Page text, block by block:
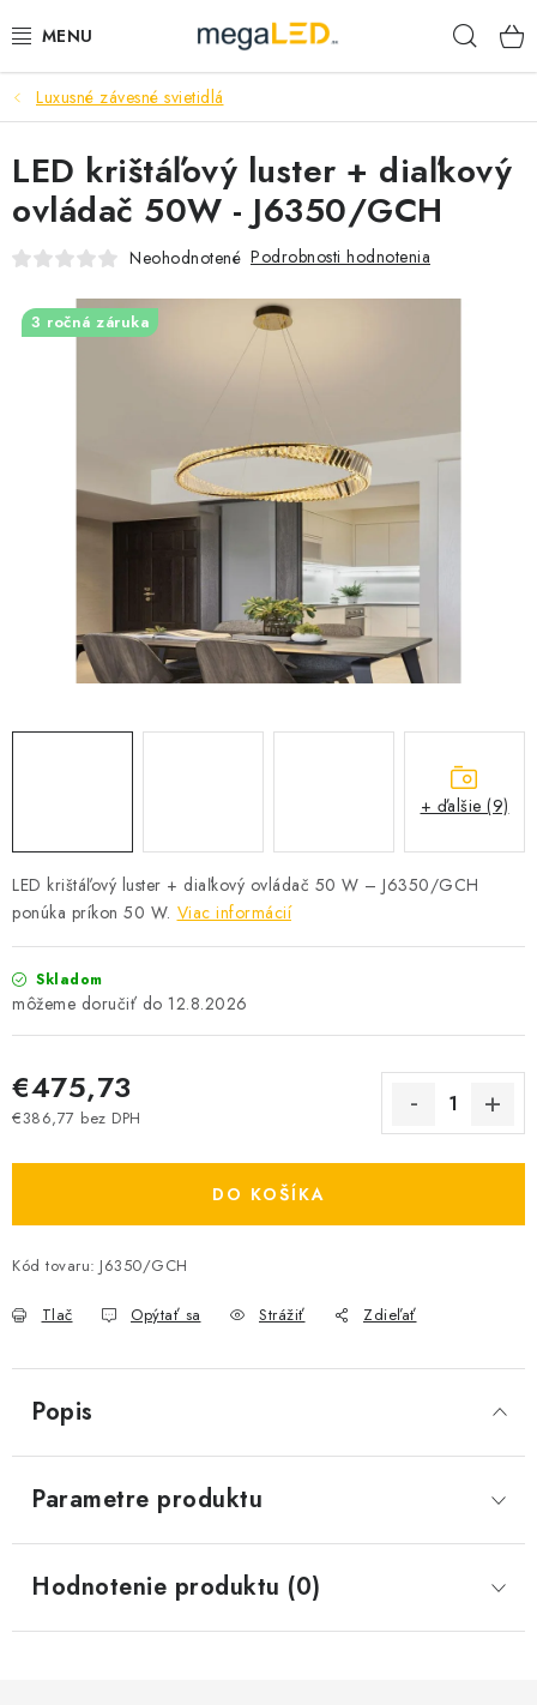
na
PRIEMYSEL
SVIETIDLÁ
ŽIAROVKY A TRUBICE
SAMSUNG SVIETIDLÁ
SOLÁRNE SYSTÉMY
SEZÓNNE VÝPREDAJE POĽNOPOTREBY
DOM A ZÁHRADA
OBCHODNÉ PODMIENKY
O NÁS - MEGALED & JANTON ZÁKAMENNÉ
Reklamácie a formulár na odstúpenie od zmluvy
O nás - MEGALED & JANTON Zákamenné
Zľavy pre profíkov
Hodnotenie obchodu Moja objednávka
Luxusné závesné svietidlá
LED krištáľový luster + diaľkový ovládač 50 W – J6350/GCH
ponúka príkon 50 W. Viac informácií
Skladom
12.8.2026
€475,73
€386,77 bez DPH
DO KOŠÍKA
Kód tovaru: J6350/GCH
Tlač Opýtať sa Strážiť Zdieľať
LED krištáľový luster + diaľkový
ovládač 50W - J6350/GCH
Neohodnotené Podrobnosti hodnotenia
3 ročná záruka
+ ďalšie (9)
Popis
Parametre produktu
Hodnotenie produktu (0)